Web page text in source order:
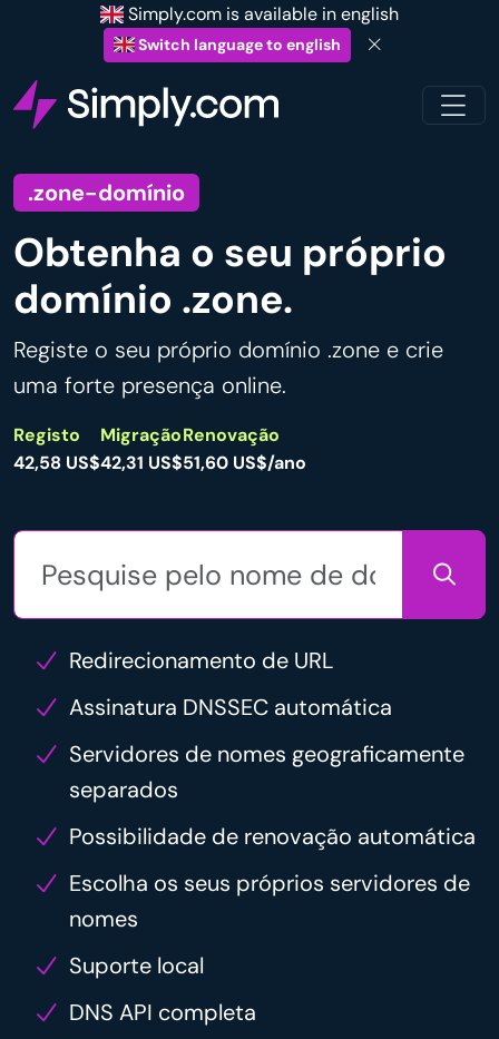
Simply.com is available in english
Switch language to english
.zone-domínio
Obtenha o seu próprio
domínio .zone.
Registe o seu próprio domínio .zone e crie
uma forte presença online.
Registo
42,58 US$
Migração
42,31 US$
Renovação
51,60 US$/ano
Redirecionamento de URL
Assinatura DNSSEC automática
Servidores de nomes geograficamente
separados
Possibilidade de renovação automática
Escolha os seus próprios servidores de
nomes
Suporte local
DNS API completa